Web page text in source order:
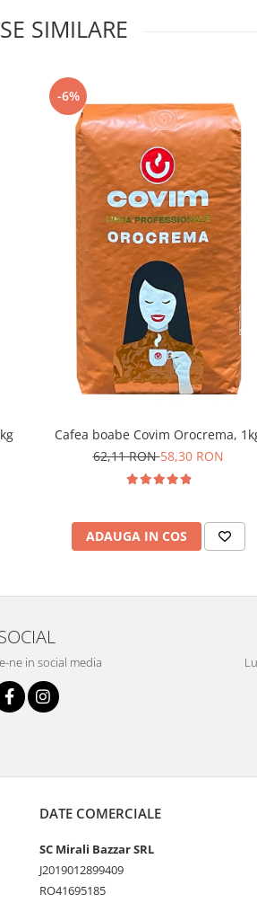
SIMILARE
-6%
Cafea boabe Covim Orocrema,
62,11 RON58,30 RON
ADAUGA IN COS
ne in social media
DATE COMERCIALE
SC Mirali Bazzar SRL
J2019012899409
RO41695185